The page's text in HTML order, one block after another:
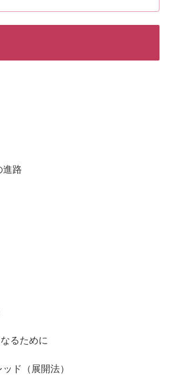
進路
るために
ド（展開法）